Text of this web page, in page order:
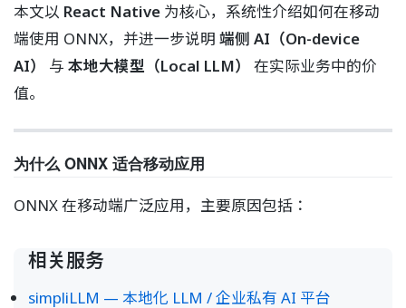
本文以 React Native 为核心，系统性介绍如何在移动
端使用 ONNX，并进一步说明 端侧 AI（On-device
AI）
与 本地大模型（Local LLM）
在实际业务中的价
值。
为什么 ONNX 适合移动应用
ONNX 在移动端广泛应用，主要原因包括：
相关服务
simpliLLM — 本地化 LLM / 企业私有 AI 平台